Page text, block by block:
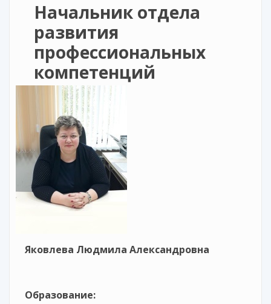
Начальник отдела
развития
профессиональных
компетенций
Яковлева Людмила Александровна
Образование: